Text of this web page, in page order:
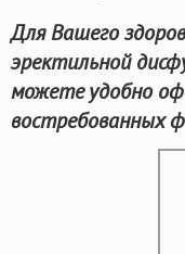
Для Вашего
эректильной
можете удобно
востребованных